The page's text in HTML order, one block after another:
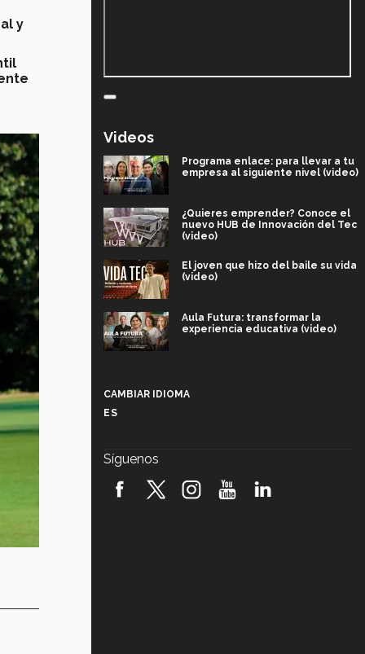
y
Videos
Programa enlace: para llevar a tu
empresa al siguiente nivel (video)
¿Quieres emprender? Conoce el
nuevo HUB de Innovación del Tec
(video)
El joven que hizo del baile su vida
(video)
Aula Futura: transformar la
experiencia educativa (video)
robótica FIRST 2026! (video)
CAMBIAR IDIOMA
ES
Síguenos